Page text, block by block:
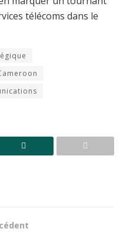
télécoms dans le